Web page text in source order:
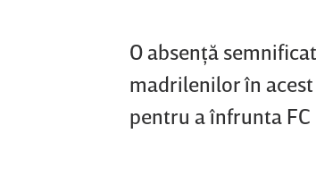
O absenţă
madrilenilor în
pentru a înfrunta FC